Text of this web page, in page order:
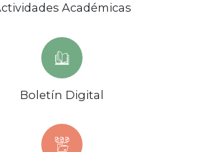
Académicas
Boletín Digital